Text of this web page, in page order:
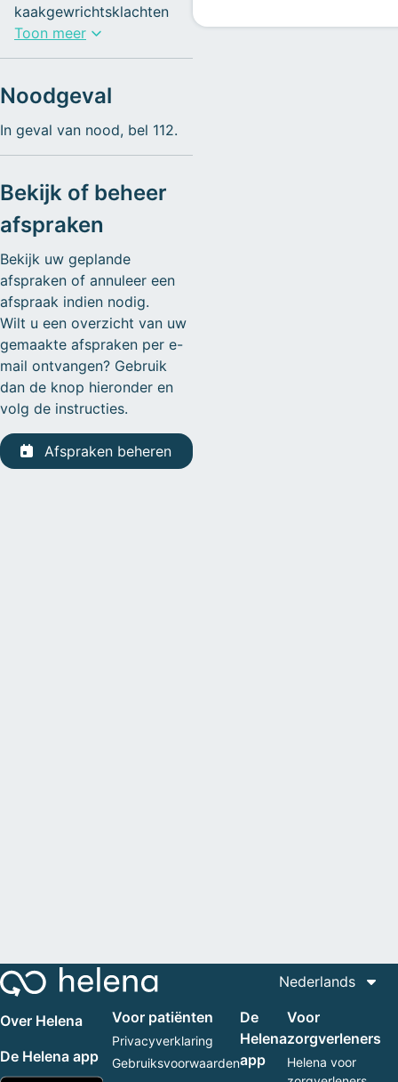
kaakgewrichtsklachten
Toon meer
Noodgeval
In geval van nood, bel 112.
Bekijk of beheer
afspraken
Bekijk uw geplande
afspraken of annuleer een
afspraak indien nodig.
Wilt u een overzicht van uw
gemaakte afspraken per e-
mail ontvangen? Gebruik
dan de knop hieronder en
volg de instructies.
Afspraken beheren
Nederlands
Over Helena
De Helena app
Voor patiënten
Privacyverklaring
Gebruiksvoorwaarden
De
Helena
app
Voor
zorgverleners
Helena voor